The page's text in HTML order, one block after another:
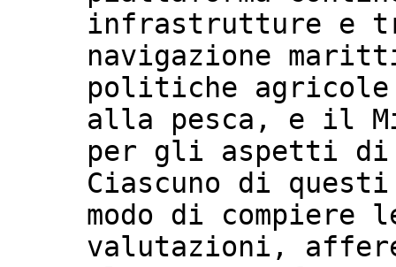
infrastrutture e
navigazione
politiche
alla pesca, e il
per gli aspetti di
Ciascuno di
modo di compiere
valutazioni,